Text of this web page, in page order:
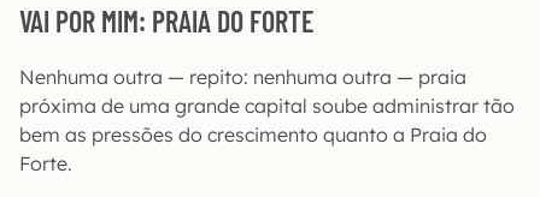
VAI POR MIM: PRAIA DO FORTE
Nenhuma outra — repito: nenhuma outra — praia
próxima de uma grande capital soube administrar tão
bem as pressões do crescimento quanto a Praia do
Forte.